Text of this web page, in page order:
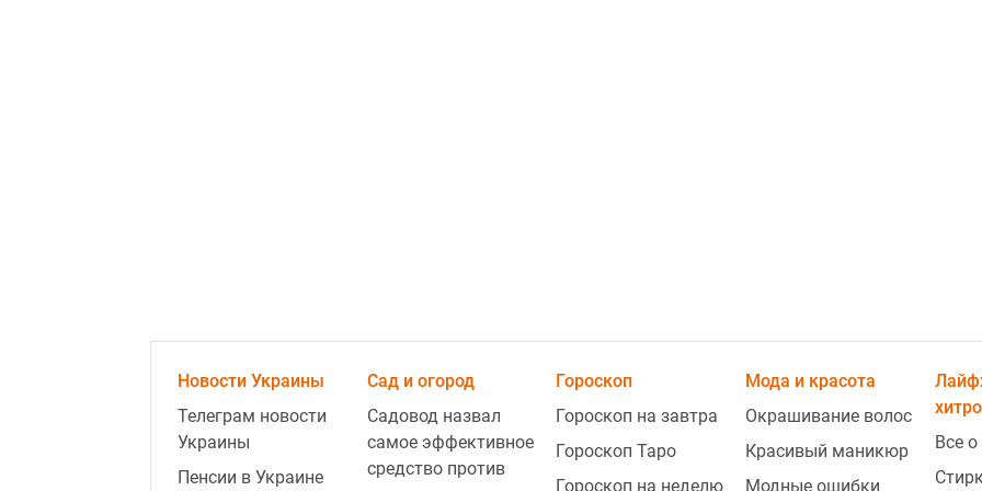
Новости Украины
Телеграм новости
Украины
Пенсии в Украине
Сад и огород
Садовод назвал
самое эффективное
средство против
Гороскоп
Гороскоп на завтра
Гороскоп Таро
Гороскоп на неделю
Мода и красота
Окрашивание волос
Красивый маникюр
Модные ошибки
Все о